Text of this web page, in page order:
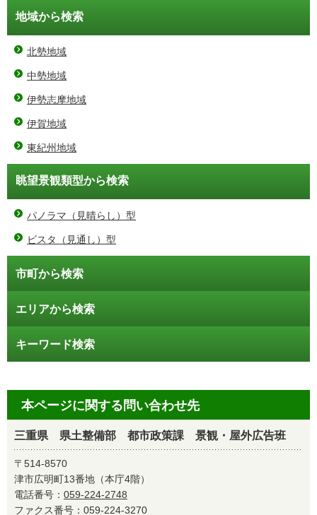
地域から検索
北勢地域
中勢地域
伊勢志摩地域
伊賀地域
東紀州地域
眺望景観類型から検索
パノラマ（見晴らし）型
ビスタ（見通し）型
市町から検索
エリアから検索
キーワード検索
本ページに関する問い合わせ先
三重県 県土整備部 都市政策課 景観・屋外広告班
〒514-8570
津市広明町13番地（本庁4階）
電話番号： 059-224-2748
ファクス番号：059-224-3270